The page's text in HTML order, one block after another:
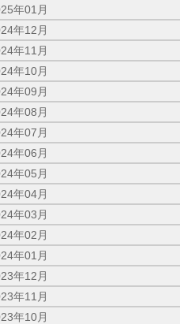
年01月
年12月
年11月
年10月
年09月
年08月
年07月
年06月
年05月
年04月
年03月
年02月
年01月
年12月
年11月
年10月